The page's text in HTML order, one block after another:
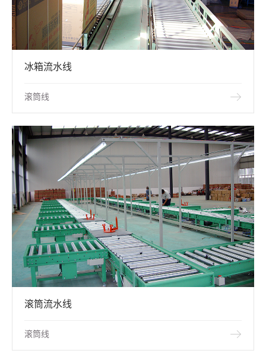
冰箱流水线
滚筒线
滚筒流水线
滚筒线